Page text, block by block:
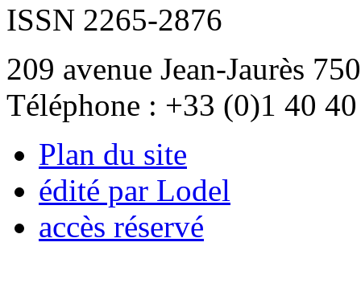
ISSN 2265-2876
209 avenue Jean-Jaurès
Téléphone : +33 (0)1 40
Plan du site
édité par Lodel
accès réservé